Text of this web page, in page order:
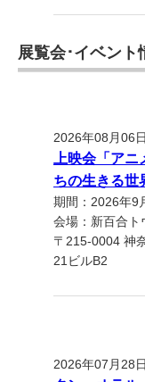
展覧会･イベント
2026年08月06
上映会「ア
ちの生きる世
期間：2026年9
会場：新百合ト
〒215-0004 神
21ビルB2
2026年07月28